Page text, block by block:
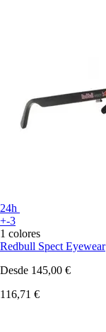
24h
+-3
1 colores
Redbull Spect Eyewear
Desde 145,00 €
116,71 €